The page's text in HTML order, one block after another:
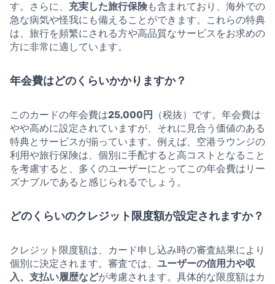
す。さらに、 充実した旅行保険も含まれており、海外での
急な病気や怪我にも備えることができます。これらの特典
は、旅行を頻繁にされる方や高品質なサービスをお求めの
方に非常に適しています。
年会費はどのくらいかかりますか？
このカードの年会費は25,000円
（税抜）です。年会費は
やや高めに設定されていますが、それに見合う価値のある
特典とサービスが揃っています。例えば、空港ラウンジの
利用や旅行保険は、個別に手配すると高コストとなること
を考慮すると、多くのユーザーにとってこの年会費はリー
ズナブルであると感じられるでしょう。
どのくらいのクレジット限度額が設定されますか？
クレジット限度額は、カード申し込み時の審査結果により
個別に決定されます。審査では、 ユーザーの信用力や収
入、支払い履歴などが考慮されます。具体的な限度額はカ